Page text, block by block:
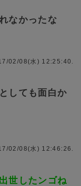
なかったな
02/08(水) 12:25:40.
しても面白か
02/08(水) 12:46:26.
世したンゴね